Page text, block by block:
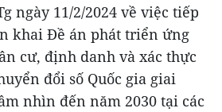
ngày 11/2/2024 về việc tiếp
khai Đề án phát triển ứng
cư, định danh và xác thực
đổi số Quốc gia giai
nhìn đến năm 2030 tại các